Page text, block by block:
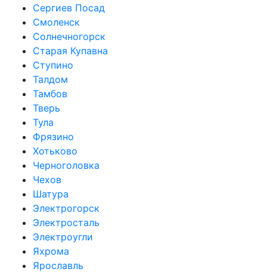
Сергиев Посад
Смоленск
Солнечногорск
Старая Купавна
Ступино
Талдом
Тамбов
Тверь
Тула
Фрязино
Хотьково
Черноголовка
Чехов
Шатура
Электрогорск
Электросталь
Электроугли
Яхрома
Ярославль